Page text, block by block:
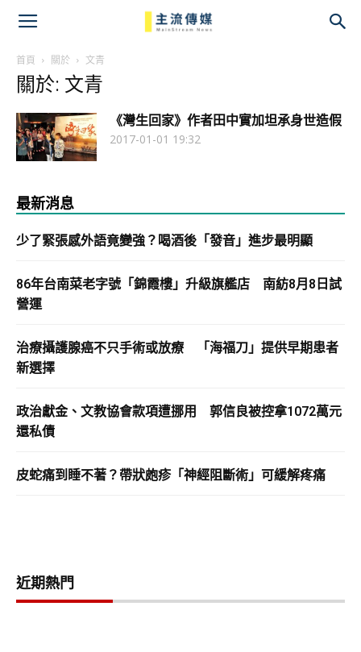
首頁 關於 文青
關於: 文青
《灣生回家》作者田中實加坦承身世造假
2017-01-01 19:32
最新消息
少了緊張感外語竟變強？喝酒後「發音」進步最明顯
86年台南菜老字號「錦霞樓」升級旗艦店 南紡8月8日試
營運
治療攝護腺癌不只手術或放療 「海福刀」提供早期患者
新選擇
政治獻金、文教協會款項遭挪用 郭信良被控拿1072萬元
還私債
皮蛇痛到睡不著？帶狀皰疹「神經阻斷術」可緩解疼痛
近期熱門